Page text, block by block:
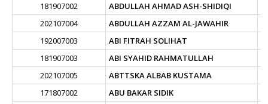
181907002
ABDULLAH AHMAD ASH-SHIDIQI
202107004
ABDULLAH AZZAM AL-JAWAHIR
192007003
ABI FITRAH SOLIHAT
181907003
ABI SYAHID RAHMATULLAH
202107005
ABTTSKA ALBAB KUSTAMA
171807002
ABU BAKAR SIDIK